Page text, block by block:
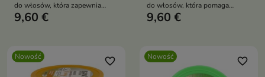
do włosów, która zapewnia
pasmom odpowiednią dawkę
9,60 €
do włosów, która pomaga
przywrócić pasmom miękkość,
9,60 €
Nowość favorite_border Nowość favorite_border